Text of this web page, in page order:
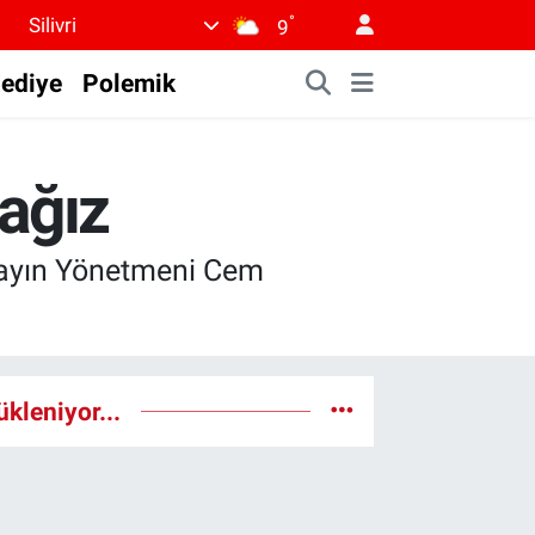
Silivri 9°
Polemik
Yönetmeni Cem